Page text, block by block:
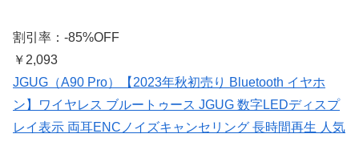
割引率：-85%OFF
￥2,093
JGUG（A90 Pro）【2023年秋初売り Bluetooth イヤホ
ン】ワイヤレス ブルートゥース JGUG 数字LEDディスプ
レイ表示 両耳ENCノイズキャンセリング 長時間再生 人気